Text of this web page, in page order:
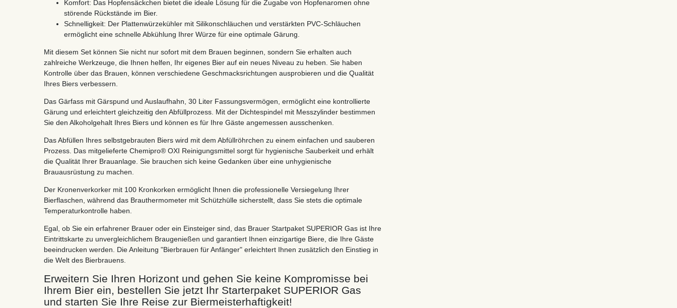
Komfort: Das Hopfensäckchen bietet die ideale Lösung für die Zugabe von Hopfenaromen ohne
störende Rückstände im Bier.
Schnelligkeit: Der Plattenwürzekühler mit Silikonschläuchen und verstärkten PVC-Schläuchen
ermöglicht eine schnelle Abkühlung Ihrer Würze für eine optimale Gärung.
Mit diesem Set können Sie nicht nur sofort mit dem Brauen beginnen, sondern Sie erhalten auch
zahlreiche Werkzeuge, die Ihnen helfen, Ihr eigenes Bier auf ein neues Niveau zu heben. Sie haben
Kontrolle über das Brauen, können verschiedene Geschmacksrichtungen ausprobieren und die Qualität
Ihres Biers verbessern.
Das Gärfass mit Gärspund und Auslaufhahn, 30 Liter Fassungsvermögen, ermöglicht eine kontrollierte
Gärung und erleichtert gleichzeitig den Abfüllprozess. Mit der Dichtespindel mit Messzylinder bestimmen
Sie den Alkoholgehalt Ihres Biers und können es für Ihre Gäste angemessen ausschenken.
Das Abfüllen Ihres selbstgebrauten Biers wird mit dem Abfüllröhrchen zu einem einfachen und sauberen
Prozess. Das mitgelieferte Chemipro® OXI Reinigungsmittel sorgt für hygienische Sauberkeit und erhält
die Qualität Ihrer Brauanlage. Sie brauchen sich keine Gedanken über eine unhygienische
Brauausrüstung zu machen.
Der Kronenverkorker mit 100 Kronkorken ermöglicht Ihnen die professionelle Versiegelung Ihrer
Bierflaschen, während das Brauthermometer mit Schützhülle sicherstellt, dass Sie stets die optimale
Temperaturkontrolle haben.
Egal, ob Sie ein erfahrener Brauer oder ein Einsteiger sind, das Brauer Startpaket SUPERIOR Gas ist Ihre
Eintrittskarte zu unvergleichlichem Braugenießen und garantiert Ihnen einzigartige Biere, die Ihre Gäste
beeindrucken werden. Die Anleitung "Bierbrauen für Anfänger" erleichtert Ihnen zusätzlich den Einstieg in
die Welt des Bierbrauens.
Erweitern Sie Ihren Horizont und gehen Sie keine Kompromisse bei
Ihrem Bier ein, bestellen Sie jetzt Ihr Starterpaket SUPERIOR Gas
und starten Sie Ihre Reise zur Biermeisterhaftigkeit!